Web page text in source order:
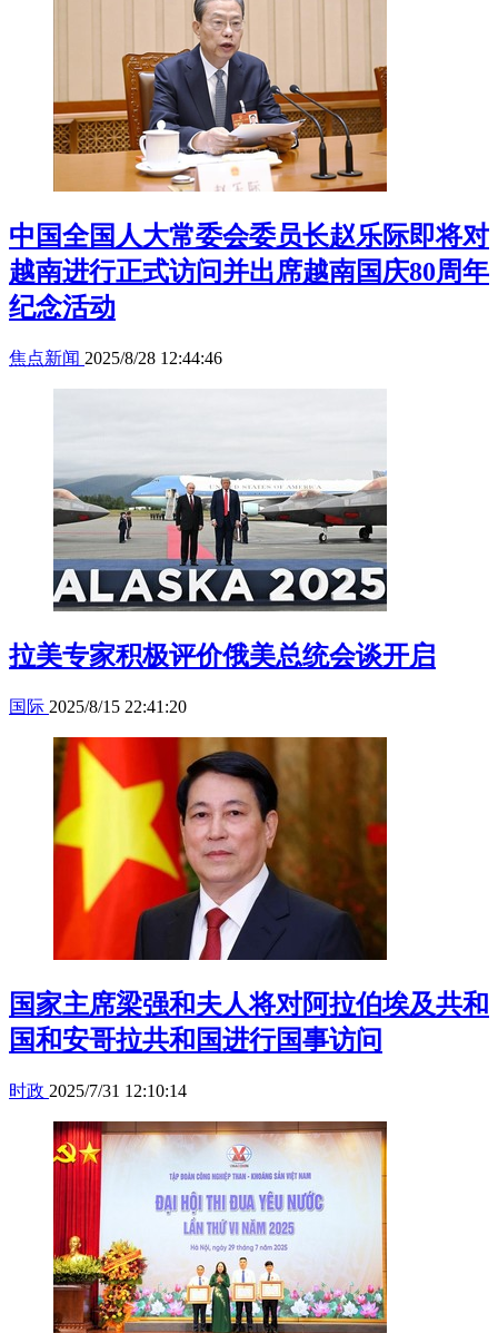
中国全国人大常委会委员长赵乐际即将对
越南进行正式访问并出席越南国庆80周年
纪念活动
焦点新闻 2025/8/28 12:44:46
拉美专家积极评价俄美总统会谈开启
国际 2025/8/15 22:41:20
国家主席梁强和夫人将对阿拉伯埃及共和
国和安哥拉共和国进行国事访问
时政 2025/7/31 12:10:14